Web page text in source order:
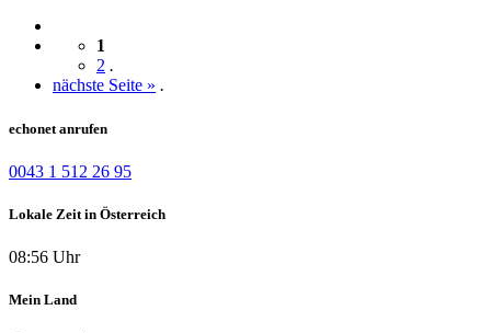
1
2 .
nächste Seite » .
echonet anrufen
0043 1 512 26 95
Lokale Zeit in Österreich
08:56 Uhr
Mein Land